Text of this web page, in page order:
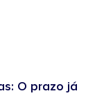
O prazo já